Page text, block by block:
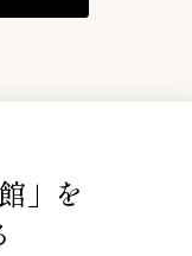
」を